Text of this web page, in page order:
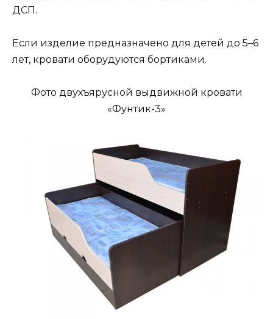
ДСП.
Если изделие предназначено для детей до 5–6
лет, кровати оборудуются бортиками.
Фото двухъярусной выдвижной кровати
«Фунтик-3»